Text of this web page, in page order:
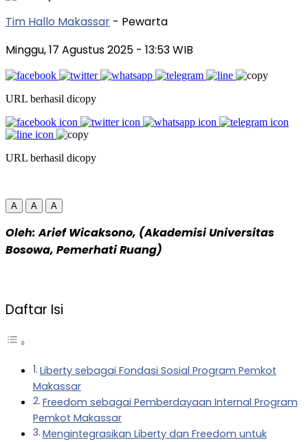
Tim Hallo Makassar - Pewarta
Minggu, 17 Agustus 2025 - 13:53 WIB
URL berhasil dicopy
URL berhasil dicopy
A A A
Oleh: Arief Wicaksono, (Akademisi Universitas
Bosowa, Pemerhati Ruang)
Daftar Isi
Liberty sebagai Fondasi Sosial Program Pemkot
Makassar
Freedom sebagai Pemberdayaan Internal Program
Pemkot Makassar
Mengintegrasikan Liberty dan Freedom untuk